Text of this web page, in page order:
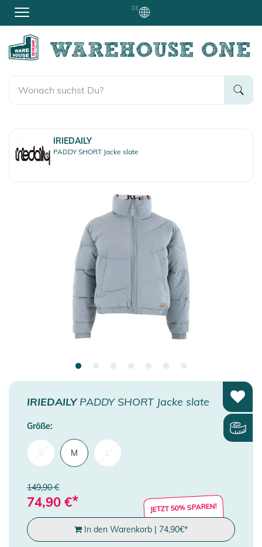
DE
IRIEDAILY
PADDY SHORT Jacke slate
IRIEDAILYPADDY SHORT Jacke slate
Größe:
M
149,90 €
74,90 €* JETZT 50% SPAREN!
In den Warenkorb | 74,90€*